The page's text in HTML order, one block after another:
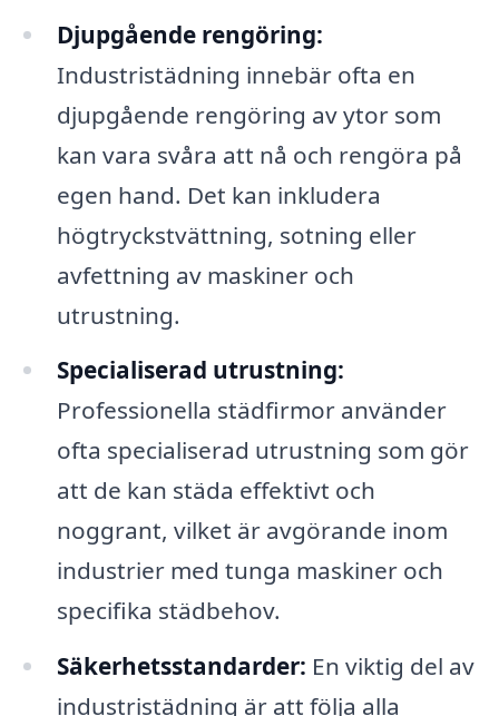
Djupgående rengöring:
Industristädning innebär ofta en
djupgående rengöring av ytor som
kan vara svåra att nå och rengöra på
egen hand. Det kan inkludera
högtryckstvättning, sotning eller
avfettning av maskiner och
utrustning.
Specialiserad utrustning:
Professionella städfirmor använder
ofta specialiserad utrustning som gör
att de kan städa effektivt och
noggrant, vilket är avgörande inom
industrier med tunga maskiner och
specifika städbehov.
Säkerhetsstandarder: En viktig del av
industristädning är att följa alla